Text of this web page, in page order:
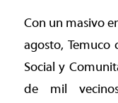
Con un masivo
agosto,
Social y
de mil